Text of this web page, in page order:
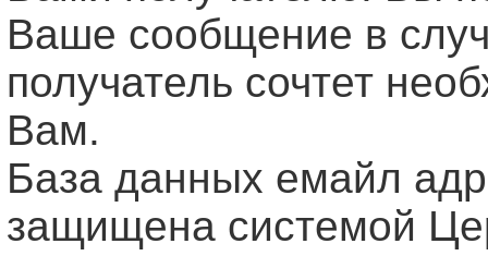
Ваше сообщение в
получатель сочтет
Вам.
База данных емайл
защищена системой